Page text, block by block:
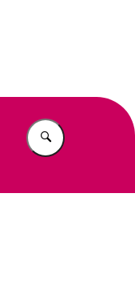
Vul in wat u